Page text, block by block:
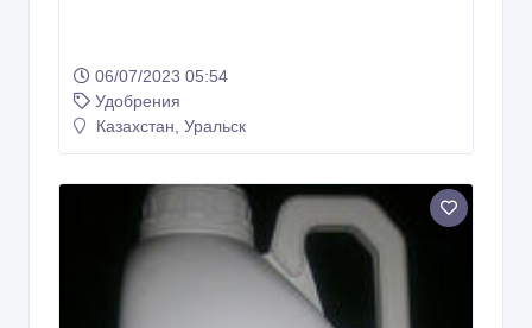
06/07/2023 05:54
Удобрения
Казахстан, Уральск